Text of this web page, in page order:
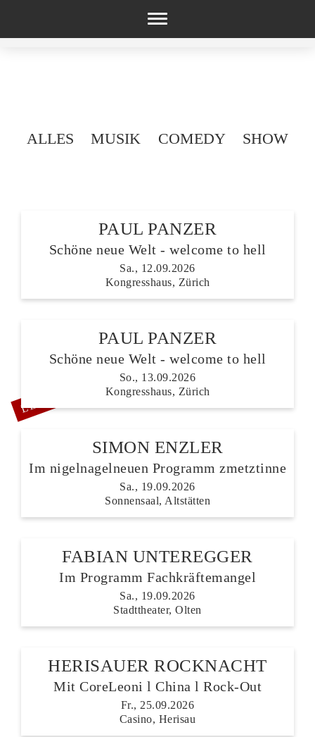
Toggle
ALLES MUSIK COMEDY SHOW
PAUL PANZER
Schöne neue Welt - welcome to hell
Sa., 12.09.2026
Kongresshaus, Zürich
LETZTE TICKETS
PAUL PANZER
Schöne neue Welt - welcome to hell
So., 13.09.2026
Kongresshaus, Zürich
SIMON ENZLER
Im nigelnagelneuen Programm zmetztinne
Sa., 19.09.2026
Sonnensaal, Altstätten
FABIAN UNTEREGGER
Im Programm Fachkräftemangel
Sa., 19.09.2026
Stadttheater, Olten
HERISAUER ROCKNACHT
Mit CoreLeoni l China l Rock-Out
Fr., 25.09.2026
Casino, Herisau